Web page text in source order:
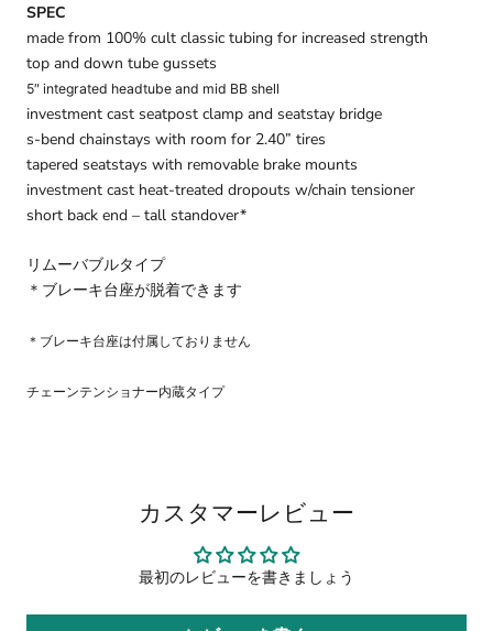
SPEC
made from 100% cult classic tubing for increased strength
top and down tube gussets
5″ integrated headtube and mid BB shell
investment cast seatpost clamp and seatstay bridge
s-bend chainstays with room for 2.40” tires
tapered seatstays with removable brake mounts
investment cast heat-treated dropouts w/chain tensioner
short back end – tall standover*
リムーバブルタイプ
＊ブレーキ台座が脱着できます
＊ブレーキ台座は付属しておりません
チェーンテンショナー内蔵タイプ
カスタマーレビュー
最初のレビューを書きましょう